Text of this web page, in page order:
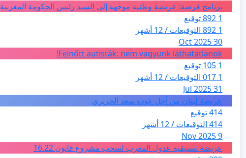
برنامج فرصة: عريضة وطنية موجهة إلى السيد رئيس الحكومة المغربية
1 892 توقيع
1 892 التوقيعات / 12 أشهر
30 Oct 2025
Felnőtt autisták: nem vagyunk láthatatlanok!
1 105 توقيع
1 017 التوقيعات / 12 أشهر
31 Jul 2025
عريضة لبنان من أجل عودة سعد الحريري
414 توقيع
414 التوقيعات / 12 أشهر
9 Nov 2025
عريضة تنسيقية عدول المغرب لسحب مشروع قانون 16.22